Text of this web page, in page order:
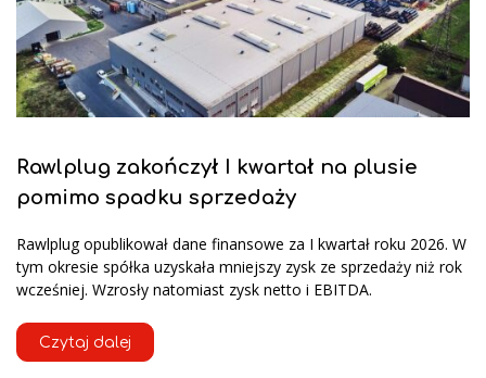
Rawlplug zakończył I kwartał na plusie
pomimo spadku sprzedaży
Rawlplug opublikował dane finansowe za I kwartał roku 2026. W
tym okresie spółka uzyskała mniejszy zysk ze sprzedaży niż rok
wcześniej. Wzrosły natomiast zysk netto i EBITDA.
Czytaj dalej